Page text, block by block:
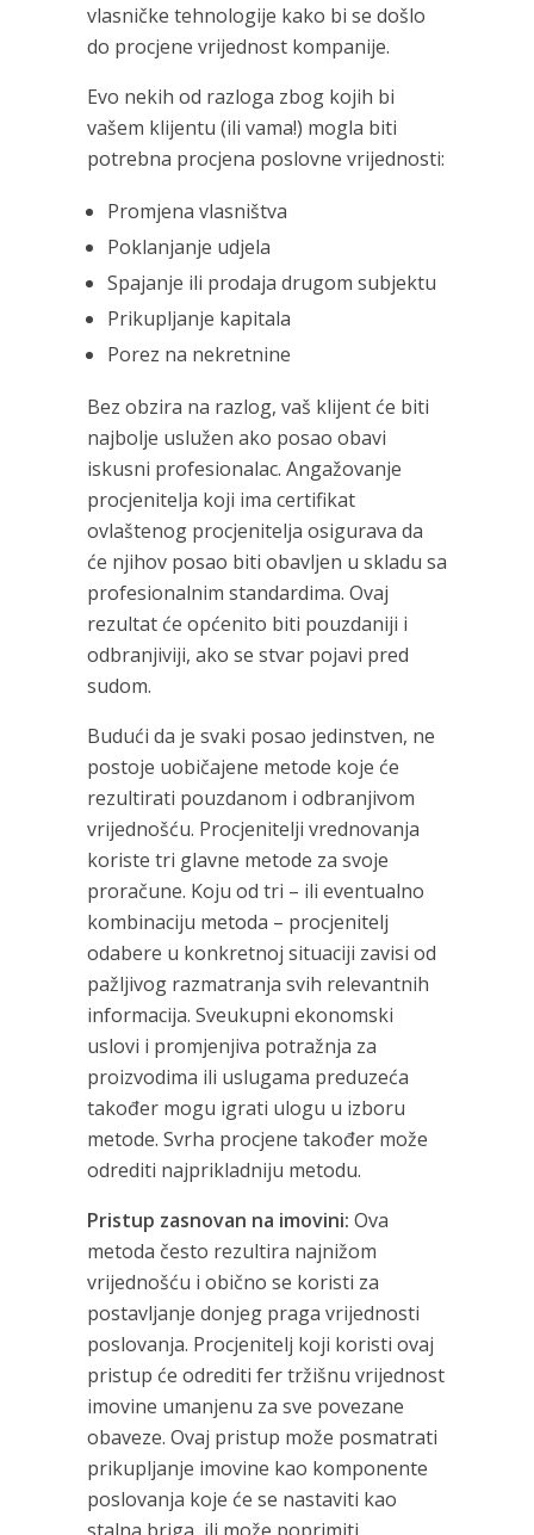
vlasničke tehnologije kako bi se došlo
do procjene vrijednost kompanije.
Evo nekih od razloga zbog kojih bi
vašem klijentu (ili vama!) mogla biti
potrebna procjena poslovne vrijednosti:
Promjena vlasništva
Poklanjanje udjela
Spajanje ili prodaja drugom subjektu
Prikupljanje kapitala
Porez na nekretnine
Bez obzira na razlog, vaš klijent će biti
najbolje uslužen ako posao obavi
iskusni profesionalac. Angažovanje
procjenitelja koji ima certifikat
ovlaštenog procjenitelja osigurava da
će njihov posao biti obavljen u skladu sa
profesionalnim standardima. Ovaj
rezultat će općenito biti pouzdaniji i
odbranjiviji, ako se stvar pojavi pred
sudom.
Budući da je svaki posao jedinstven, ne
postoje uobičajene metode koje će
rezultirati pouzdanom i odbranjivom
vrijednošću. Procjenitelji vrednovanja
koriste tri glavne metode za svoje
proračune. Koju od tri – ili eventualno
kombinaciju metoda – procjenitelj
odabere u konkretnoj situaciji zavisi od
pažljivog razmatranja svih relevantnih
informacija. Sveukupni ekonomski
uslovi i promjenjiva potražnja za
proizvodima ili uslugama preduzeća
također mogu igrati ulogu u izboru
metode. Svrha procjene također može
odrediti najprikladniju metodu.
Pristup zasnovan na imovini: Ova
metoda često rezultira najnižom
vrijednošću i obično se koristi za
postavljanje donjeg praga vrijednosti
poslovanja. Procjenitelj koji koristi ovaj
pristup će odrediti fer tržišnu vrijednost
imovine umanjenu za sve povezane
obaveze. Ovaj pristup može posmatrati
prikupljanje imovine kao komponente
poslovanja koje će se nastaviti kao